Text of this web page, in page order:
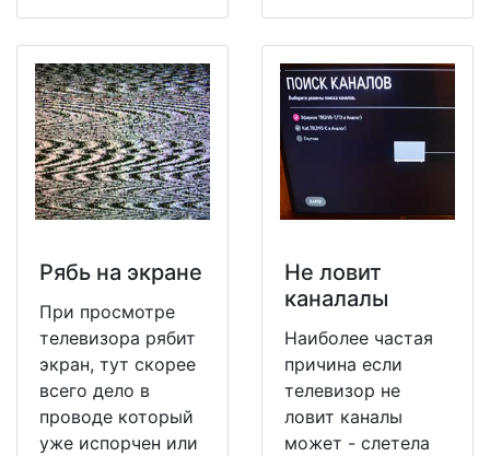
Рябь на экране
При просмотре
телевизора рябит
экран, тут скорее
всего дело в
проводе который
уже испорчен или
Не ловит
каналалы
Наиболее частая
причина если
телевизор не
ловит каналы
может - слетела